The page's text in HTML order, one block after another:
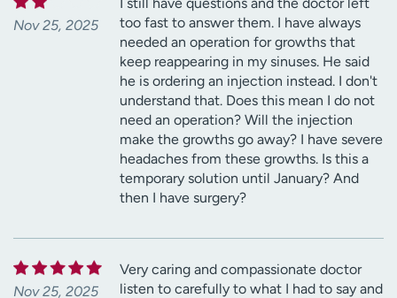
Nov 25, 2025
too fast to answer them. I have always
needed an operation for growths that
keep reappearing in my sinuses. He said
he is ordering an injection instead. I don't
understand that. Does this mean I do not
need an operation? Will the injection
make the growths go away? I have severe
headaches from these growths. Is this a
temporary solution until January? And
then I have surgery?
Nov 25, 2025
Very caring and compassionate doctor
listen to carefully to what I had to say and